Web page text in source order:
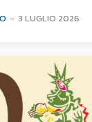
- 3 LUGLIO 2026